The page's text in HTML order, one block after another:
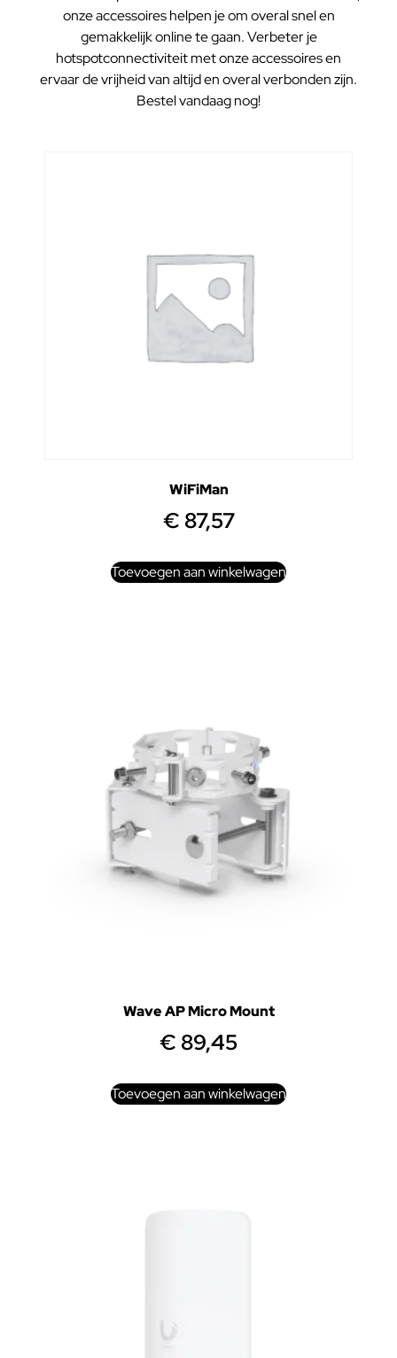
onze accessoires helpen je om overal snel en
gemakkelijk online te gaan. Verbeter je
hotspotconnectiviteit met onze accessoires en
ervaar de vrijheid van altijd en overal verbonden zijn.
Bestel vandaag nog!
WiFiMan
€ 87,57
Toevoegen aan winkelwagen
Wave AP Micro Mount
€ 89,45
Toevoegen aan winkelwagen